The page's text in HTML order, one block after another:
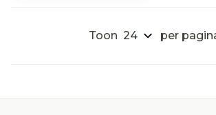
Toon per